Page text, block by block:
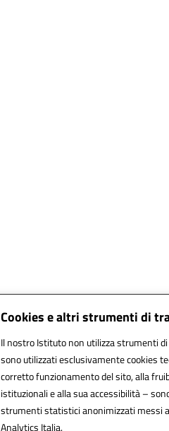
Cookies e altri strumenti di
Il nostro Istituto non utilizza strumenti
sono utilizzati esclusivamente cookies
corretto funzionamento del sito, alla
istituzionali e alla sua accessibilità –
strumenti statistici anonimizzati messi
Analytics Italia.